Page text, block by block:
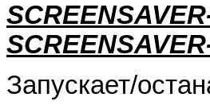
Запускает/